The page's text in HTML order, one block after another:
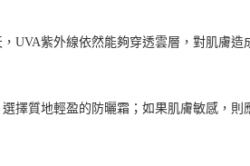
UVA紫外線依然能夠穿透雲層，對肌膚造
擇質地輕盈的防曬霜；如果肌膚敏感，則